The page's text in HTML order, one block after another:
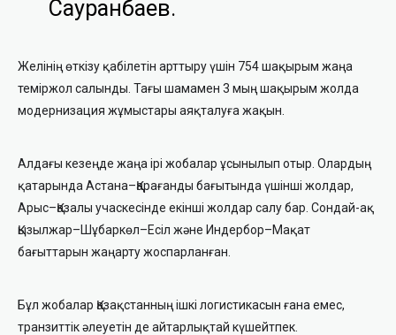
Сауранбаев.
Желінің өткізу қабілетін арттыру үшін 754 шақырым жаңа
теміржол салынды. Тағы шамамен 3 мың шақырым жолда
модернизация жұмыстары аяқталуға жақын.
Алдағы кезеңде жаңа ірі жобалар ұсынылып отыр. Олардың
қатарында Астана–Қарағанды бағытында үшінші жолдар,
Арыс–Қазалы учаскесінде екінші жолдар салу бар. Сондай-ақ
Қызылжар–Шұбаркөл–Есіл және Индербор–Мақат
бағыттарын жаңарту жоспарланған.
Бұл жобалар Қазақстанның ішкі логистикасын ғана емес,
транзиттік әлеуетін де айтарлықтай күшейтпек.